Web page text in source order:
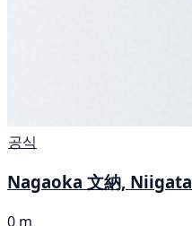
공식
Nagaoka 文納, Niigata
0 m